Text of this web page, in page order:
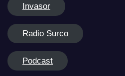
Invasor
Radio Surco
Podcast